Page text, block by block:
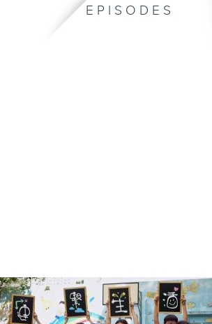
EPISODES